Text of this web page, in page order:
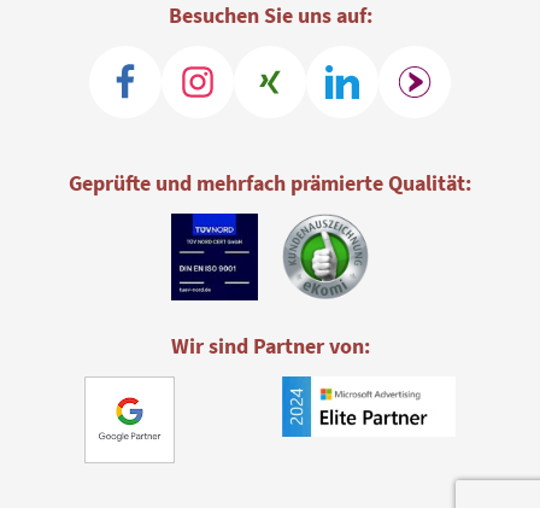
Besuchen Sie uns auf:
Geprüfte und mehrfach prämierte Qualität:
Wir sind Partner von: